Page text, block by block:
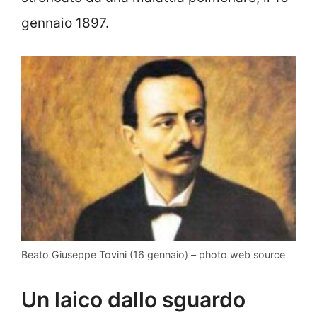
gennaio 1897.
Beato Giuseppe Tovini (16 gennaio) – photo web source
Un laico dallo sguardo